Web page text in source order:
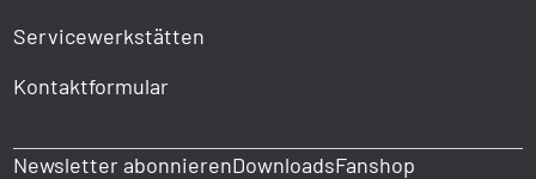
Servicewerkstätten
Kontaktformular
Newsletter abonnierenDownloadsFanshop